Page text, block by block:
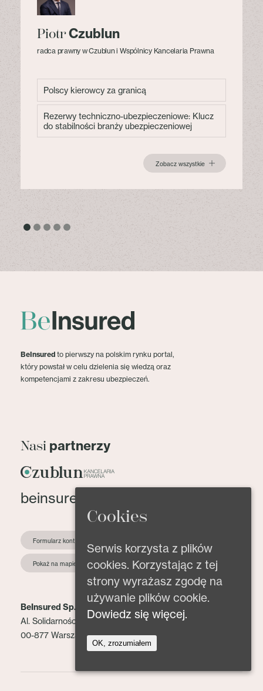
PiotrCzublun
radca prawny w Czublun i Wspólnicy Kancelaria Prawna
Polscy kierowcy za granicą
Rezerwy techniczno-ubezpieczeniowe: Klucz
do stabilności branży ubezpieczeniowej
Zobacz wszystkie
BeInsured to pierwszy na polskim rynku portal,
który powstał w celu dzielenia się wiedzą oraz
kompetencjami z zakresu ubezpieczeń.
Nasi partnerzy
beinsured@beinsured.pl
Formularz kontaktowy
Pokaż na mapie
BeInsured Sp. z o.o.
Al. Solidarności 153 lok. 2
00-877 Warszawa
Cookies
Serwis korzysta z plików
cookies. Korzystając z tej
strony wyrażasz zgodę na
używanie plików cookie.
Dowiedz się więcej.
OK, zrozumiałem